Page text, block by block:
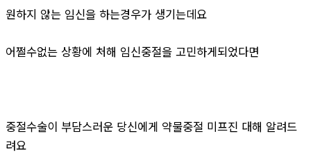
원하지 않는 임신을 하는경우가 생기는데요
어쩔수없는 상황에 처해 임신중절을 고민하게되었다면
중절수술이 부담스러운 당신에게 약물중절 미프진 대해 알려드
려요